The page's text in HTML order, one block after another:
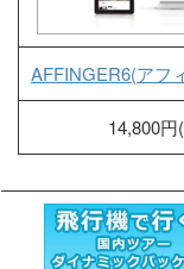
AFFINGER6(アフ
14,800